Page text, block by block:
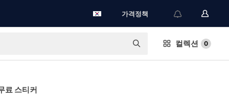
가격정책
컬렉션 0
료 스티커